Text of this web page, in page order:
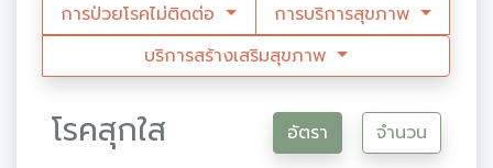
การป่วยโรคไม่ติดต่อ
การบริการสุขภาพ
บริการสร้างเสริมสุขภาพ
โรคสุกใส อัตรา จำนวน